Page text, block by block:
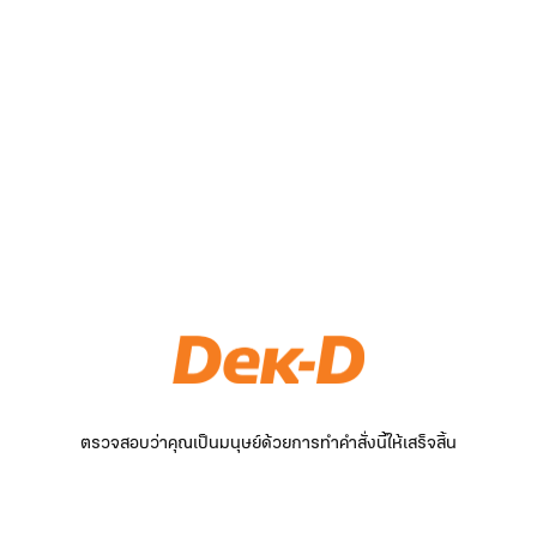
ตรวจสอบว่าคุณเป็นมนุษย์ด้วยการทำคำสั่งนี้ให้เสร็จสิ้น